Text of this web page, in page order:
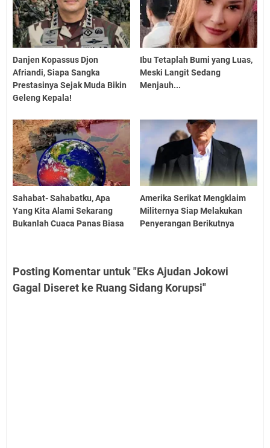
Danjen Kopassus Djon
Afriandi, Siapa Sangka
Prestasinya Sejak Muda Bikin
Geleng Kepala!
Ibu Tetaplah Bumi yang Luas,
Meski Langit Sedang
Menjauh...
Sahabat- Sahabatku, Apa
Yang Kita Alami Sekarang
Bukanlah Cuaca Panas Biasa
Amerika Serikat Mengklaim
Militernya Siap Melakukan
Penyerangan Berikutnya
Posting Komentar untuk "Eks Ajudan Jokowi
Gagal Diseret ke Ruang Sidang Korupsi"